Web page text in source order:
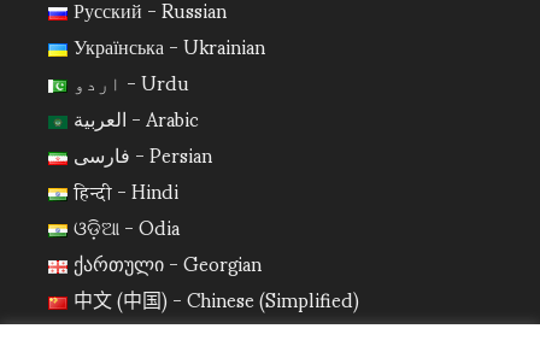
Українська - Ukrainian
اردو - Urdu
العربية - Arabic
فارسی - Persian
हिन्दी - Hindi
ଓଡ଼ିଆ - Odia
ქართული - Georgian
中文 (中国) - Chinese (Simplified)
日本語 - Japanese